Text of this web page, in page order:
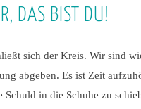
DAS BIST DU!
sich der Kreis. Wir sind
abgeben. Es ist Zeit
Schuld in die Schuhe zu